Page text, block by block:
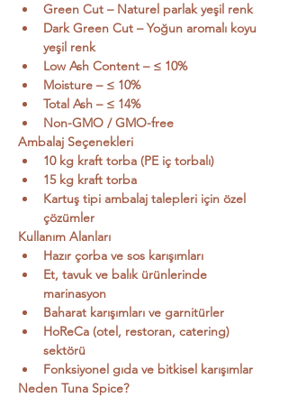
Green Cut – Naturel parlak yeşil renk
Dark Green Cut – Yoğun aromalı koyu
yeşil renk
Low Ash Content – ≤ 10%
Moisture – ≤ 10%
Total Ash – ≤ 14%
Non-GMO / GMO-free
Ambalaj Seçenekleri
10 kg kraft torba (PE iç torbalı)
15 kg kraft torba
Kartuş tipi ambalaj talepleri için özel
çözümler
Kullanım Alanları
Hazır çorba ve sos karışımları
Et, tavuk ve balık ürünlerinde
marinasyon
Baharat karışımları ve garnitürler
HoReCa (otel, restoran, catering)
sektörü
Fonksiyonel gıda ve bitkisel karışımlar
Neden Tuna Spice?